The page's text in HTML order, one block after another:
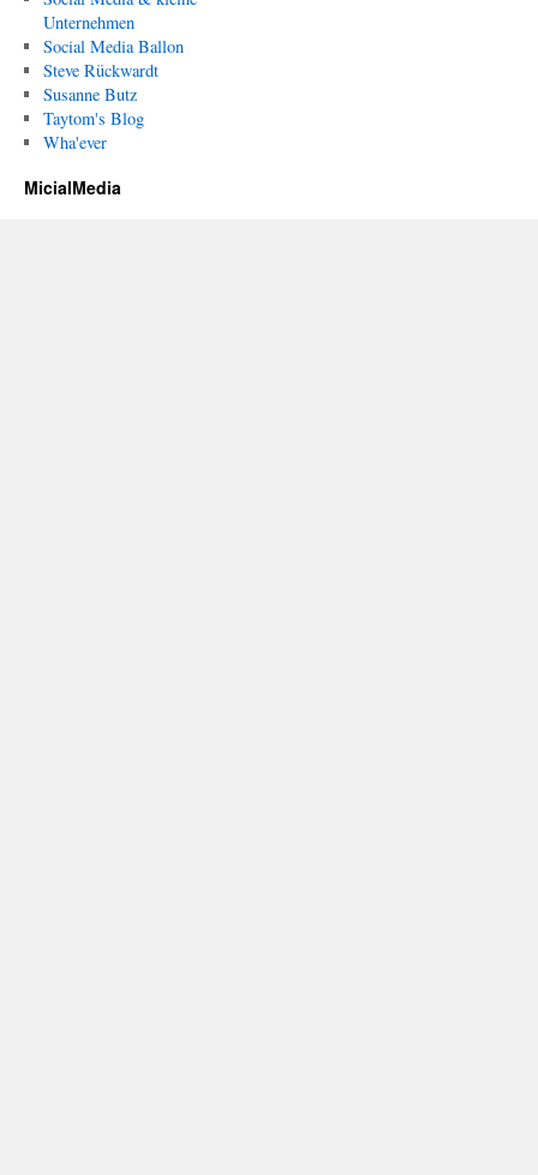
Unternehmen
Social Media Ballon
Steve Rückwardt
Susanne Butz
Taytom's Blog
Wha'ever
MicialMedia